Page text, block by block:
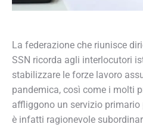
La federazione che riunisce
SSN ricorda agli interlocutori
stabilizzare le forze lavoro
pandemica, così come i molti
affliggono un servizio primario
è infatti ragionevole